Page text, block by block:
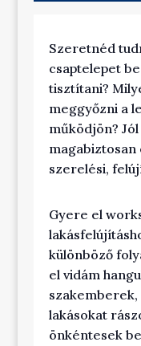
Szeretnéd
csaptelepet
tisztítani?
meggyőzni a
működjön?
szerelési,
Gyere el
különböző
el vidám
lakásokat
önkéntesek